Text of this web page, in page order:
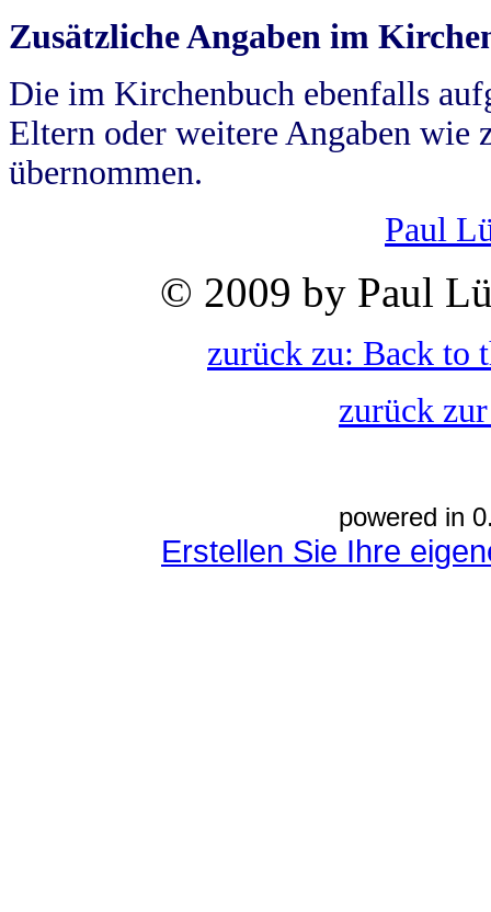
Zusätzliche Angaben im
Die im Kirchenbuch ebenfalls
Eltern oder weitere Angaben wie
übernommen.
Paul
© 2009 by Paul
zurück zu: Back to
zurück
powered in
Erstellen Sie Ihre